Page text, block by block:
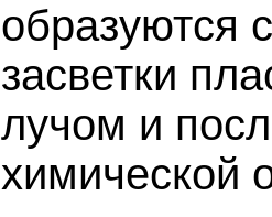
образуются
засветки
лучом и
химической